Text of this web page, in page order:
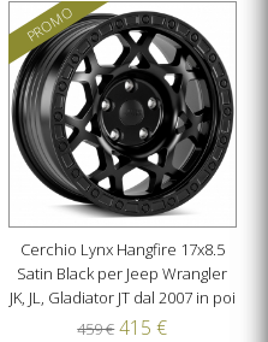
PROMO
Cerchio Lynx Hangfire 17x8.5
Satin Black per Jeep Wrangler
JK, JL, Gladiator JT dal 2007 in poi
459 € 415 €